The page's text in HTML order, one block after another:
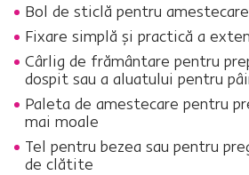
Bol de sticlă pentru
Fixare simplă şi practică a
Cârlig de frământare pentru
dospit sau a aluatului pentru
Paleta de amestecare pentru
mai moale
Tel pentru bezea sau pentru
de clătite